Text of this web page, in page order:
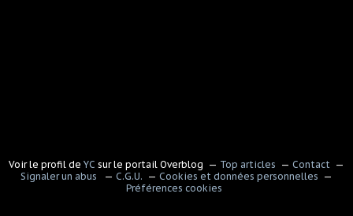
Voir le profil de YC sur le portail Overblog Top articles
Contact
Signaler un abus
C.G.U.
Cookies et données personnelles
Préférences cookies